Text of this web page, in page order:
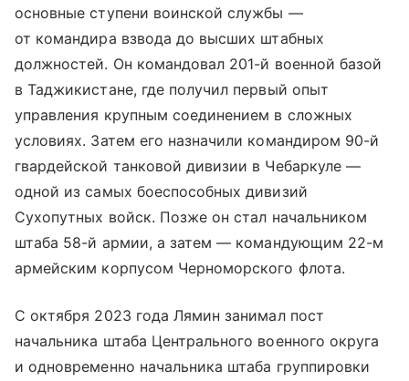
основные ступени воинской службы —
от командира взвода до высших штабных
должностей. Он командовал 201-й военной базой
в Таджикистане, где получил первый опыт
управления крупным соединением в сложных
условиях. Затем его назначили командиром 90-й
гвардейской танковой дивизии в Чебаркуле —
одной из самых боеспособных дивизий
Сухопутных войск. Позже он стал начальником
штаба 58-й армии, а затем — командующим 22-м
армейским корпусом Черноморского флота.
С октября 2023 года Лямин занимал пост
начальника штаба Центрального военного округа
и одновременно начальника штаба группировки